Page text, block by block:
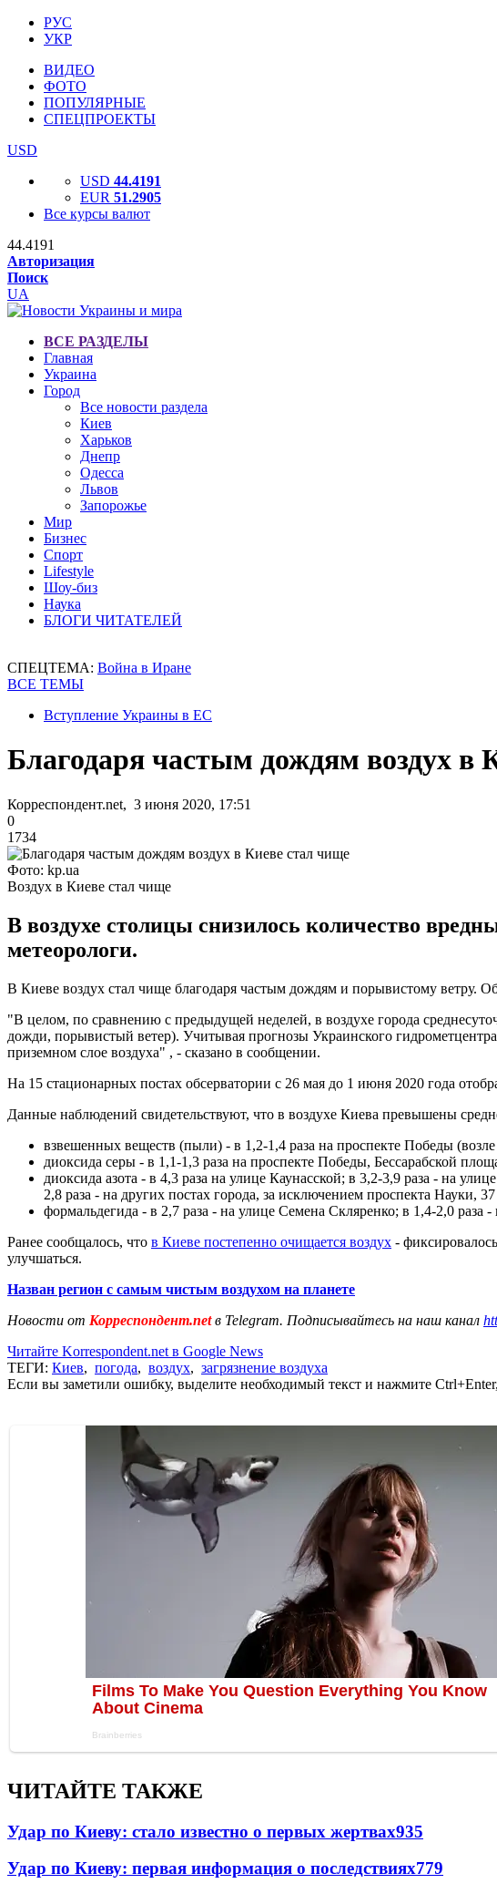
РУС
УКР
ВИДЕО
ФОТО
ПОПУЛЯРНЫЕ
СПЕЦПРОЕКТЫ
USD
USD 44.4191
EUR 51.2905
Все курсы валют
44.4191
Авторизация
Поиск
UA
ВСЕ РАЗДЕЛЫ
Главная
Украина
Город
Все новости раздела
Киев
Харьков
Днепр
Одесса
Львов
Запорожье
Мир
Бизнес
Спорт
Lifestyle
Шоу-биз
Наука
БЛОГИ ЧИТАТЕЛЕЙ
СПЕЦТЕМА: Война в Иране
ВСЕ ТЕМЫ
Вступление Украины в ЕС
Благодаря частым дождям воздух в
Корреспондент.net, 3 июня 2020, 17:51
0
1734
Фото: kp.ua
Воздух в Киеве стал чище
В воздухе столицы снизилось количество
метеорологи.
В Киеве воздух стал чище благодаря частым дождям и порывистому ветру.
"В целом, по сравнению с предыдущей неделей, в воздухе города
дожди, порывистый ветер). Учитывая прогнозы Украинского
приземном слое воздуха" , - сказано в сообщении.
На 15 стационарных постах обсерватории с 26 мая до 1 июня 2020 года
Данные наблюдений свидетельствуют, что в воздухе Киева превышены
взвешенных веществ (пыли) - в 1,2-1,4 раза на проспекте Победы
диоксида серы - в 1,1-1,3 раза на проспекте Победы, Бессарабской
диоксида азота - в 4,3 раза на улице Каунасской; в 3,2-3,9 раза - на
2,8 раза - на других постах города, за исключением проспекта Науки,
формальдегида - в 2,7 раза - на улице Семена Скляренко; в 1,4-2,0
Ранее сообщалось, что в Киеве постепенно очищается воздух -
улучшаться.
Назван регион с самым чистым воздухом на планете
Новости от Корреспондент.netв Telegram. Подписывайтесь на наш канал
Читайте Korrespondent.net в Google News
ТЕГИ: Киев, погода, воздух, загрязнение воздуха
Если вы заметили ошибку, выделите необходимый текст и нажмите
ЧИТАЙТЕ ТАКЖЕ
Удар по Киеву: стало известно о первых жертвах935
Удар по Киеву: первая информация о последствиях779